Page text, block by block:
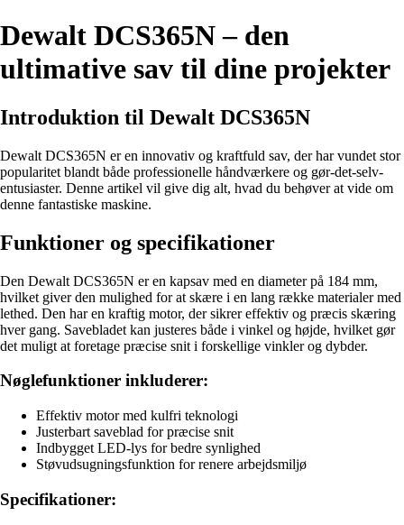
Dewalt DCS365N – den
ultimative sav til dine projekter
Introduktion til Dewalt DCS365N
Dewalt DCS365N er en innovativ og kraftfuld sav, der har vundet stor
popularitet blandt både professionelle håndværkere og gør-det-selv-
entusiaster. Denne artikel vil give dig alt, hvad du behøver at vide om
denne fantastiske maskine.
Funktioner og specifikationer
Den Dewalt DCS365N er en kapsav med en diameter på 184 mm,
hvilket giver den mulighed for at skære i en lang række materialer med
lethed. Den har en kraftig motor, der sikrer effektiv og præcis skæring
hver gang. Savebladet kan justeres både i vinkel og højde, hvilket gør
det muligt at foretage præcise snit i forskellige vinkler og dybder.
Nøglefunktioner inkluderer:
Effektiv motor med kulfri teknologi
Justerbart saveblad for præcise snit
Indbygget LED-lys for bedre synlighed
Støvudsugningsfunktion for renere arbejdsmiljø
Specifikationer: